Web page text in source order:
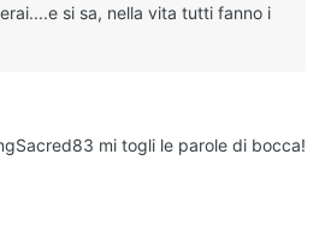
si sa, nella vita tutti fanno i
mi togli le parole di bocca!